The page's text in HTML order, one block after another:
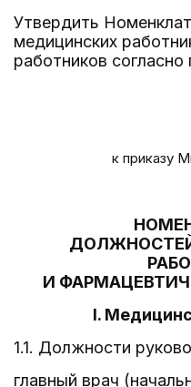
Утвердить
медицинских
работников
к приказу
И
I.
1.1. Должности
главный врач